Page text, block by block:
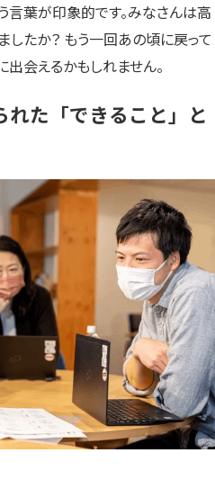
言葉が印象的です。みなさんは高
したか？ もう一回あの頃に戻って
会えるかもしれません。
た「できること」と